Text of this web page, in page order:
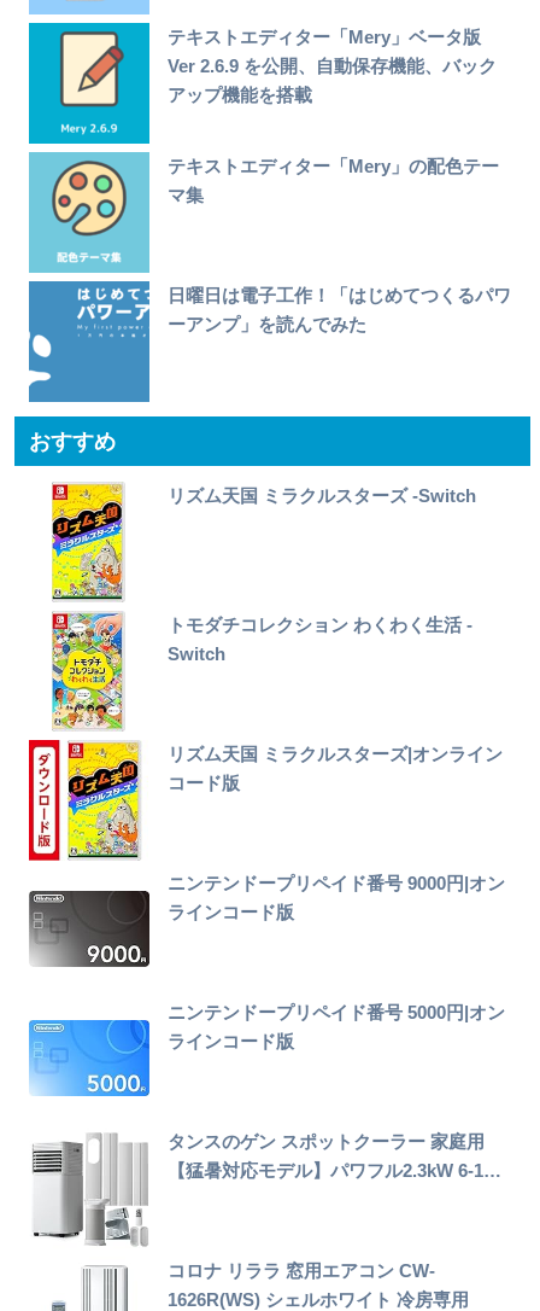
テキストエディター「Mery」ベータ版
Ver 2.6.9 を公開、自動保存機能、バック
アップ機能を搭載
テキストエディター「Mery」の配色テー
マ集
日曜日は電子工作！「はじめてつくるパワ
ーアンプ」を読んでみた
おすすめ
リズム天国 ミラクルスターズ -Switch
トモダチコレクション わくわく生活 -
Switch
リズム天国 ミラクルスターズ|オンライン
コード版
ニンテンドープリペイド番号 9000円|オン
ラインコード版
ニンテンドープリペイド番号 5000円|オン
ラインコード版
タンスのゲン スポットクーラー 家庭用
【猛暑対応モデル】パワフル2.3kW 6-1…
コロナ リララ 窓用エアコン CW-
1626R(WS) シェルホワイト 冷房専用